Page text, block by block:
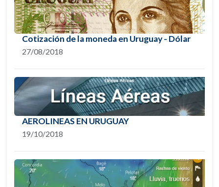
Cotización de la moneda en Uruguay - Dólar
27/08/2018
AEROLINEAS EN URUGUAY
19/10/2018